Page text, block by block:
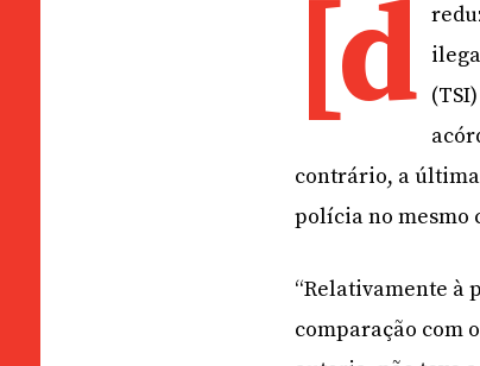
[d
contrário, a última
polícia no mesmo
“Relativamente à
comparação com